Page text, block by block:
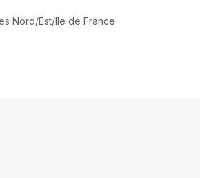
Nord/Est/Ile de France